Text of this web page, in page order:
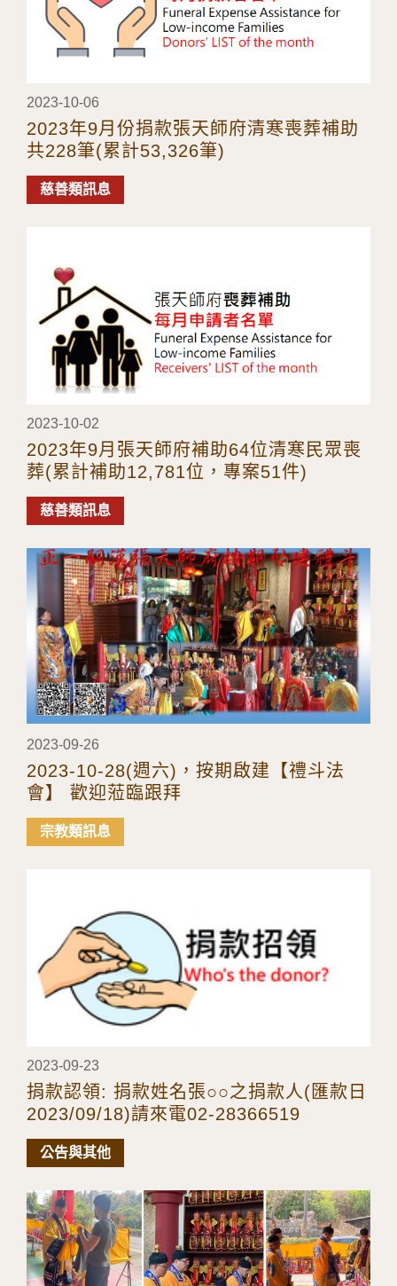
2023-10-06
2023年9月份捐款張天師府清寒喪葬補助
共228筆(累計53,326筆)
慈善類訊息
2023-10-02
2023年9月張天師府補助64位清寒民眾喪
葬(累計補助12,781位，專案51件)
慈善類訊息
2023-09-26
2023-10-28(週六)，按期啟建【禮斗法
會】 歡迎蒞臨跟拜
宗教類訊息
2023-09-23
捐款認領: 捐款姓名張○○之捐款人(匯款日
2023/09/18)請來電02-28366519
公告與其他